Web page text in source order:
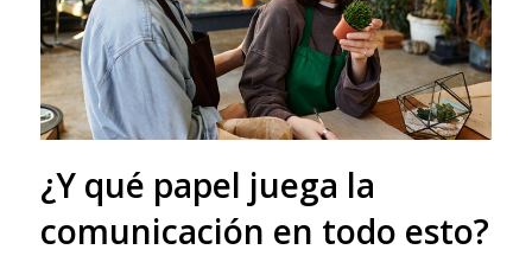
¿Y qué papel juega la
comunicación en todo esto?